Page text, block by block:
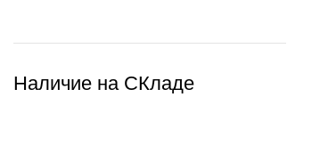
Наличие на СКладе